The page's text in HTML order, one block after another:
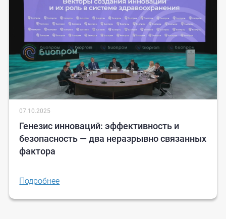
07.10.2025
Генезис инноваций: эффективность и
безопасность — два неразрывно связанных
фактора
Подробнее